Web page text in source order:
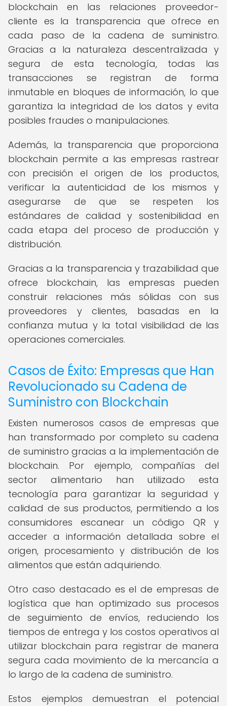
blockchain en las relaciones proveedor-
cliente es la transparencia que ofrece en
cada paso de la cadena de suministro.
Gracias a la naturaleza descentralizada y
segura de esta tecnología, todas las
transacciones se registran de forma
inmutable en bloques de información, lo que
garantiza la integridad de los datos y evita
posibles fraudes o manipulaciones.
Además, la transparencia que proporciona
blockchain permite a las empresas rastrear
con precisión el origen de los productos,
verificar la autenticidad de los mismos y
asegurarse de que se respeten los
estándares de calidad y sostenibilidad en
cada etapa del proceso de producción y
distribución.
Gracias a la transparencia y trazabilidad que
ofrece blockchain, las empresas pueden
construir relaciones más sólidas con sus
proveedores y clientes, basadas en la
confianza mutua y la total visibilidad de las
operaciones comerciales.
Casos de Éxito: Empresas que Han
Revolucionado su Cadena de
Suministro con Blockchain
Existen numerosos casos de empresas que
han transformado por completo su cadena
de suministro gracias a la implementación de
blockchain. Por ejemplo, compañías del
sector alimentario han utilizado esta
tecnología para garantizar la seguridad y
calidad de sus productos, permitiendo a los
consumidores escanear un código QR y
acceder a información detallada sobre el
origen, procesamiento y distribución de los
alimentos que están adquiriendo.
Otro caso destacado es el de empresas de
logística que han optimizado sus procesos
de seguimiento de envíos, reduciendo los
tiempos de entrega y los costos operativos al
utilizar blockchain para registrar de manera
segura cada movimiento de la mercancía a
lo largo de la cadena de suministro.
Estos ejemplos demuestran el potencial